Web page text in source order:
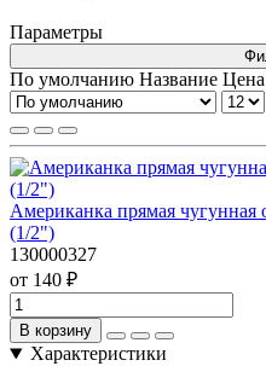
Параметры
По умолчанию Название Цена
Американка прямая
(1/2")
130000327
от 140 ₽
В корзину
Характеристики